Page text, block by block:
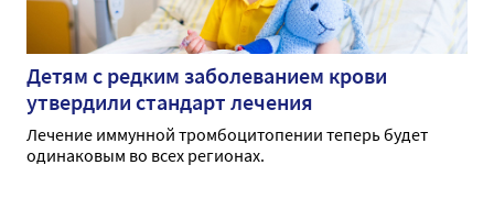
Детям с редким заболеванием крови
утвердили стандарт лечения
Лечение иммунной тромбоцитопении теперь будет
одинаковым во всех регионах.